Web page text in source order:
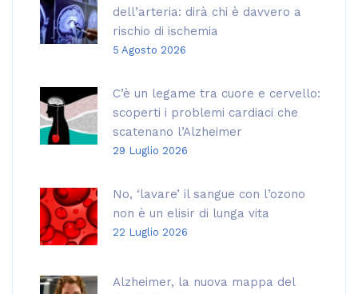
dell’arteria: dirà chi è davvero a
rischio di ischemia
5 Agosto 2026
C’è un legame tra cuore e cervello:
scoperti i problemi cardiaci che
scatenano l’Alzheimer
29 Luglio 2026
No, ‘lavare’ il sangue con l’ozono
non è un elisir di lunga vita
22 Luglio 2026
Alzheimer, la nuova mappa del